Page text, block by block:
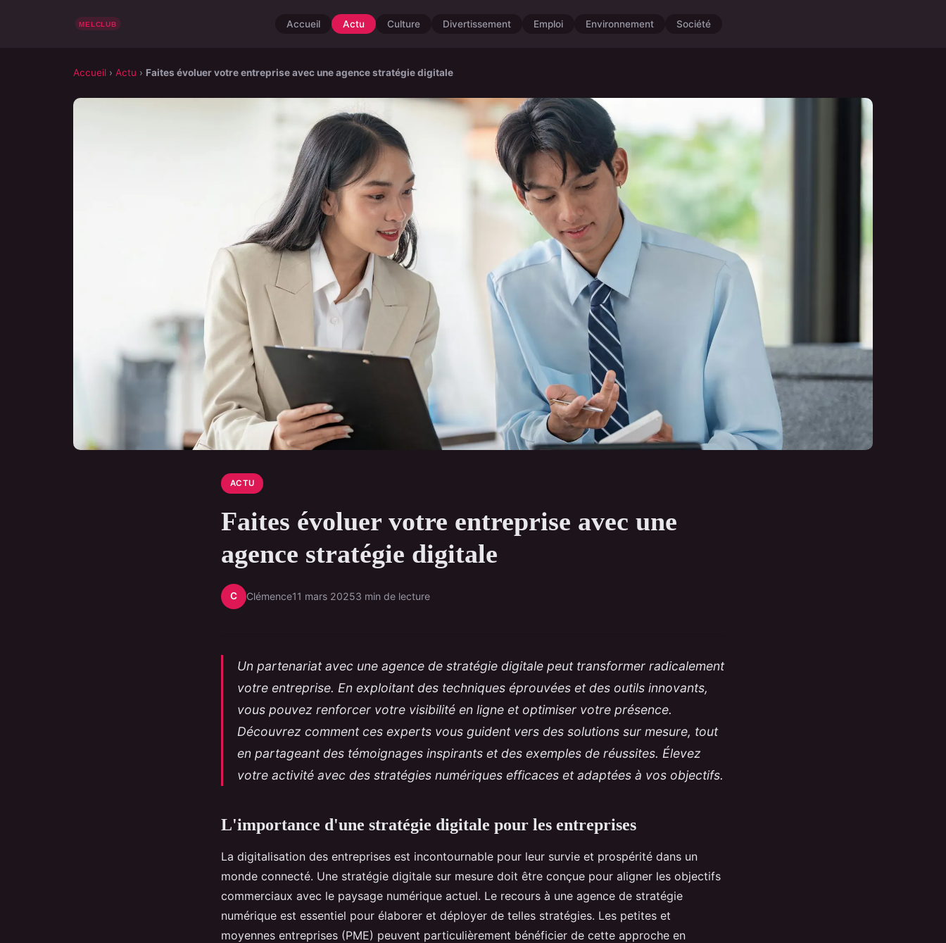
Accueil Actu Culture Divertissement Emploi Environnement Société
Accueil › Actu › Faites évoluer votre entreprise avec une agence stratégie digitale
ACTU
Faites évoluer votre entreprise avec une
agence stratégie digitale
C Clémence11 mars 20253 min de lecture
Un partenariat avec une agence de stratégie digitale peut transformer radicalement
votre entreprise. En exploitant des techniques éprouvées et des outils innovants,
vous pouvez renforcer votre visibilité en ligne et optimiser votre présence.
Découvrez comment ces experts vous guident vers des solutions sur mesure, tout
en partageant des témoignages inspirants et des exemples de réussites. Élevez
votre activité avec des stratégies numériques efficaces et adaptées à vos objectifs.
L'importance d'une stratégie digitale pour les entreprises
La digitalisation des entreprises est incontournable pour leur survie et prospérité dans un
monde connecté. Une stratégie digitale sur mesure doit être conçue pour aligner les objectifs
commerciaux avec le paysage numérique actuel. Le recours à une agence de stratégie
numérique est essentiel pour élaborer et déployer de telles stratégies. Les petites et
moyennes entreprises (PME) peuvent particulièrement bénéficier de cette approche en